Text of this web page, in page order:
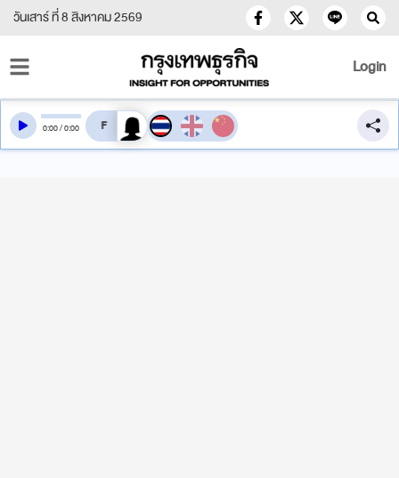
วันเสาร์ ที่ 8 สิงหาคม 2569
Login
0:00/0:00 สลับเสียงอ่าน